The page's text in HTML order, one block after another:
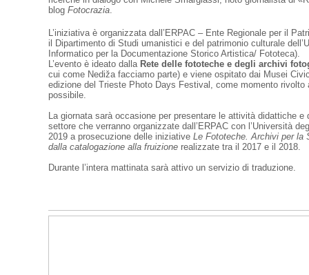
blog Fotocrazia
L’iniziativa è organizzata dall’ERPAC – Ente Regionale per il
il Dipartimento di Studi umanistici e del patrimonio culturale
Informatico per la Documentazione Storico Artistica/ Fototeca).
L’evento è ideato dalla Rete delle fototeche e degli archivi
cui come Nediža facciamo parte) e viene ospitato dai Musei
edizione del Trieste Photo Days Festival, come momento rivolto
possibile.
La giornata sarà occasione per presentare le attività didattiche
settore che verranno organizzate dall’ERPAC con l’Università
2019 a prosecuzione delle iniziative Le Fototeche. Archivi per la
dalla catalogazione alla fruizione realizzate tra il 2017 e il 2018.
Durante l’intera mattinata sarà attivo un servizio di traduzione.